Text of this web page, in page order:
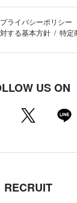
プライバシーポリシー
する基本方針
特定
US ON
RECRUIT